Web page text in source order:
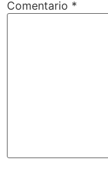
Comentario *